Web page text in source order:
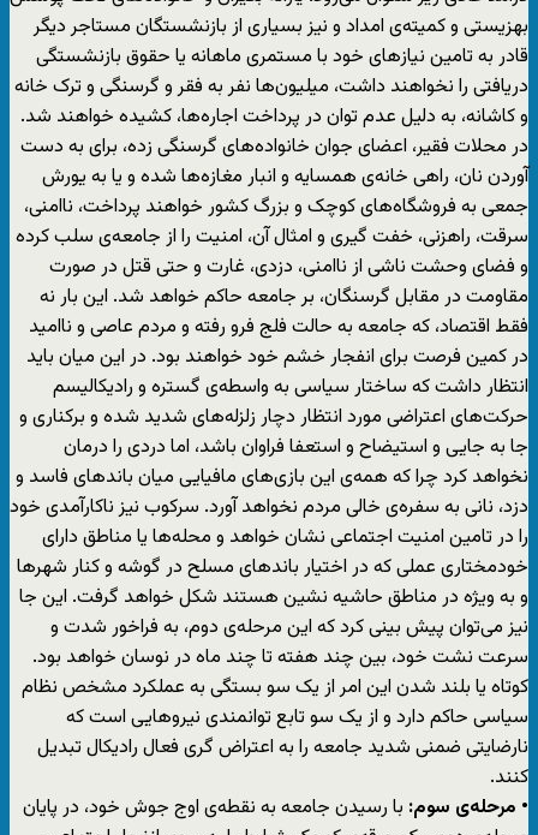
بهزیستی و کمیته‌ی امداد و نیز بسیاری از بازنشستگان مستاجر دیگر
قادر به تامین نیازهای خود با مستمری ماهانه یا حقوق بازنشستگی
دریافتی را نخواهند داشت، میلیون‌ها نفر به فقر و گرسنگی و ترک خانه
و کاشانه، به دلیل عدم توان در پرداخت اجاره‌ها، کشیده خواهند شد.
در محلات فقیر، اعضای جوان خانواده‌های گرسنگی زده، برای به دست
آوردن نان، راهی خانه‌ی همسایه و انبار مغازه‌ها شده و یا به یورش
جمعی به فروشگاه‌های کوچک و بزرگ کشور خواهند پرداخت، ناامنی،
سرقت، راهزنی، خفت گیری و امثال آن، امنیت را از جامعه‌ی سلب کرده
و فضای وحشت ناشی از ناامنی، دزدی، غارت و حتی قتل در صورت
مقاومت در مقابل گرسنگان، بر جامعه حاکم خواهد شد. این بار نه
فقط اقتصاد، که جامعه به حالت فلج فرو رفته و مردم عاصی و ناامید
در کمین فرصت برای انفجار خشم خود خواهند بود. در این میان باید
انتظار داشت که ساختار سیاسی به واسطه‌ی گستره و رادیکالیسم
حرکت‌های اعتراضی مورد انتظار دچار زلزله‌های شدید شده و برکناری و
جا به جایی و استیضاح و استعفا فراوان باشد، اما دردی را درمان
نخواهد کرد چرا که همه‌ی این بازی‌های مافیایی میان باندهای فاسد و
دزد، نانی به سفره‌ی خالی مردم نخواهد آورد. سرکوب نیز ناکارآمدی خود
را در تامین امنیت اجتماعی نشان خواهد و محله‌ها یا مناطق دارای
خودمختاری عملی که در اختیار باندهای مسلح در گوشه و کنار شهرها
و به ویژه در مناطق حاشیه نشین هستند شکل خواهد گرفت. این جا
نیز می‌توان پیش بینی کرد که این مرحله‌ی دوم، به فراخور شدت و
سرعت نشت خود، بین چند هفته تا چند ماه در نوسان خواهد بود.
کوتاه یا بلند شدن این امر از یک سو بستگی به عملکرد مشخص نظام
سیاسی حاکم دارد و از یک سو تابع توانمندی نیروهایی است که
نارضایتی ضمنی شدید جامعه را به اعتراض گری فعال رادیکال تبدیل
کنند.
• مرحله‌ی سوم: با رسیدن جامعه به نقطه‌ی اوج جوش خود، در پایان